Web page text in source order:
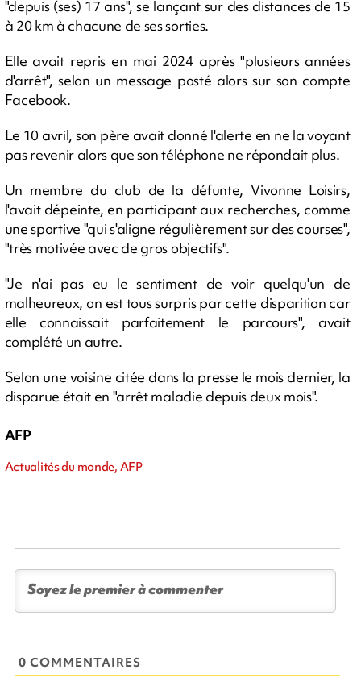
"depuis (ses) 17 ans", se lançant sur des distances de 15
à 20 km à chacune de ses sorties.
Elle avait repris en mai 2024 après "plusieurs années
d'arrêt", selon un message posté alors sur son compte
Facebook.
Le 10 avril, son père avait donné l'alerte en ne la voyant
pas revenir alors que son téléphone ne répondait plus.
Un membre du club de la défunte, Vivonne Loisirs,
l'avait dépeinte, en participant aux recherches, comme
une sportive "qui s'aligne régulièrement sur des courses",
"très motivée avec de gros objectifs".
"Je n'ai pas eu le sentiment de voir quelqu'un de
malheureux, on est tous surpris par cette disparition car
elle connaissait parfaitement le parcours", avait
complété un autre.
Selon une voisine citée dans la presse le mois dernier, la
disparue était en "arrêt maladie depuis deux mois".
AFP
Actualités du monde, AFP
0 COMMENTAIRES